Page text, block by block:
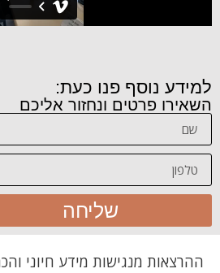
למידע נוסף פנו כעת:
השאירו פרטים ונחזור אליכם
שליחה
ההרצאות מנגישות מידע חיוני